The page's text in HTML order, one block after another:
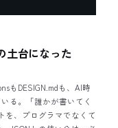
土台になった
もDESIGN.mdも、AI時
る。「誰かが書いてく
を、プログラマでなくて